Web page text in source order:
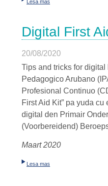
Lesa mas
Digital First
20/08/2020
Tips and tricks for
Pedagogico Arubano
Profesional Continuo
First Aid Kit” pa yuda
digital den Primair
(Voorbereidend)
Maart 2020
Lesa mas